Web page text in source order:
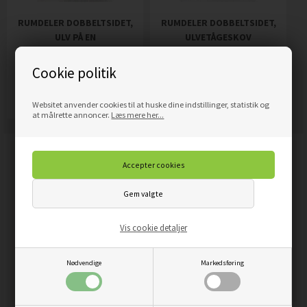
Cookie politik
Websitet anvender cookies til at huske dine indstillinger, statistik og
at målrette annoncer. Læs mere her...
Nødvendige Markedsføring
Vis cookie detaljer
RUMDELER DOBBELTSIDET,
ULV PÅ EN
Pris1.689,00DKK
RUMDELER DOBBELTSIDET,
ULVETÅGESKOV